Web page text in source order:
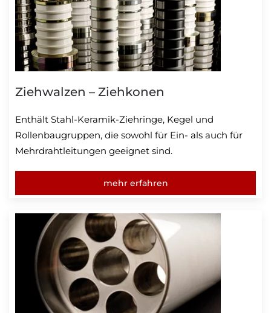
Ziehwalzen – Ziehkonen
Enthält Stahl-Keramik-Ziehringe, Kegel und
Rollenbaugruppen, die sowohl für Ein- als auch für
Mehrdrahtleitungen geeignet sind.
mehr erfahren